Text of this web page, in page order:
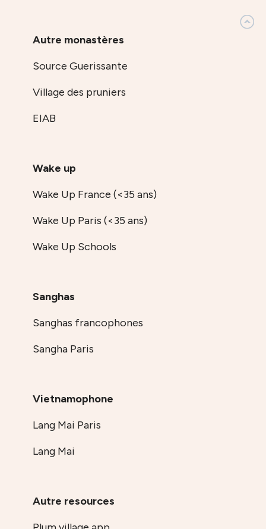
Autre monastères
Source Guerissante
Village des pruniers
EIAB
Wake up
Wake Up France (<35 ans)
Wake Up Paris (<35 ans)
Wake Up Schools
Sanghas
Sanghas francophones
Sangha Paris
Vietnamophone
Lang Mai Paris
Lang Mai
Autre resources